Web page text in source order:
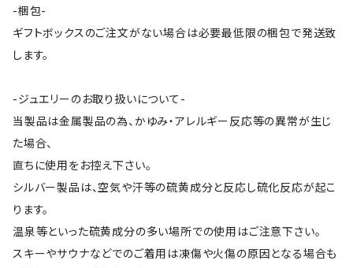
-梱包-
ギフトボックスのご注文がない場合は必要最低限の梱包で発送致
します。
-ジュエリーのお取り扱いについて-
当製品は金属製品の為、かゆみ・アレルギー反応等の異常が生じ
た場合、
直ちに使用をお控え下さい。
シルバー製品は、空気や汗等の硫黄成分と反応し硫化反応が起こ
ります。
温泉等といった硫黄成分の多い場所での使用はご注意下さい。
スキーやサウナなどでのご着用は凍傷や火傷の原因となる場合も